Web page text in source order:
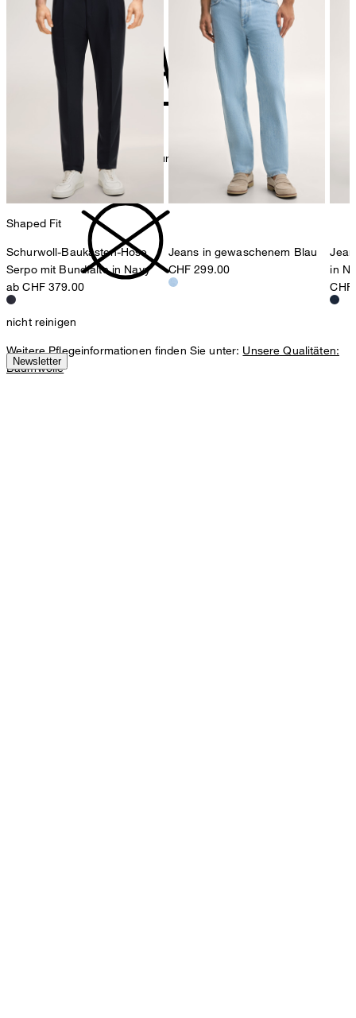
Bügeln bei geringer Temperatur
nicht reinigen
Weitere Pflegeinformationen finden Sie unter: Unsere Qualitäten:
Baumwolle
Shaped Fit
Schurwoll-Baukasten-Hose
Serpo mit Bundfalte in Navy
ab CHF 379.00
Jeans in gewaschenem Blau
CHF 299.00
in
Newsletter